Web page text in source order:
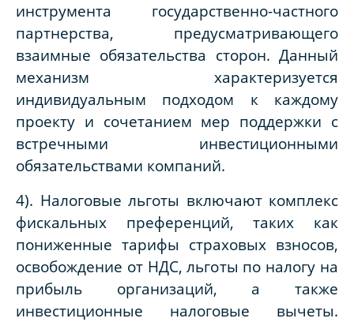
инструмента государственно-частного
партнерства, предусматривающего
взаимные обязательства сторон. Данный
механизм характеризуется
индивидуальным подходом к каждому
проекту и сочетанием мер поддержки с
встречными инвестиционными
обязательствами компаний.
4). Налоговые льготы включают комплекс
фискальных преференций, таких как
пониженные тарифы страховых взносов,
освобождение от НДС, льготы по налогу на
прибыль организаций, а также
инвестиционные налоговые вычеты.